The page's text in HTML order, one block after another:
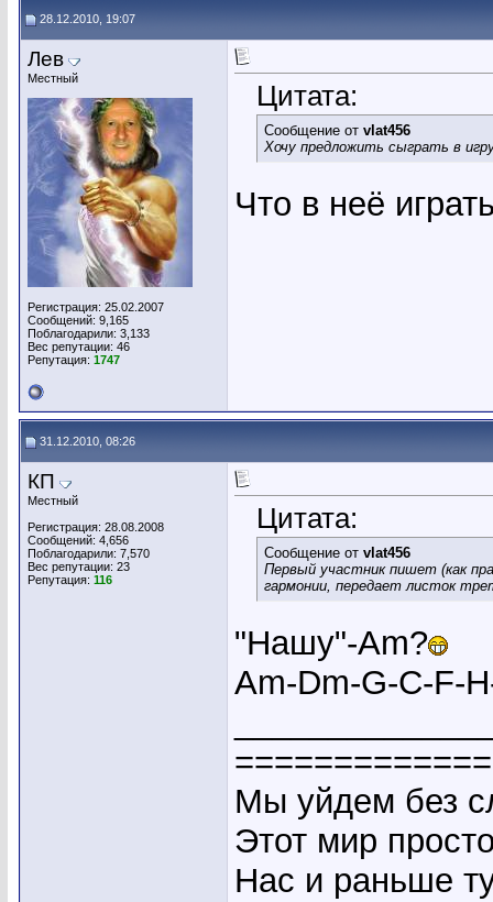
28.12.2010, 19:07
Лев
Местный
Регистрация: 25.02.2007
Сообщений: 9,165
Поблагодарили: 3,133
Вес репутации: 46
Репутация: 1747
Цитата:
Сообщение от vlat456
Хочу предложить сыграть в
Что в неё
31.12.2010, 08:26
КП
Местный
Регистрация: 28.08.2008
Сообщений: 4,656
Поблагодарили: 7,570
Вес репутации: 23
Репутация: 116
Цитата:
Сообщение от vlat456
Первый участник пишет (как
гармонии, передает листок
"Нашу"-Аm?
Am-Dm-G-C-F-
Мы уйдем без
Этот мир
Нас и раньше